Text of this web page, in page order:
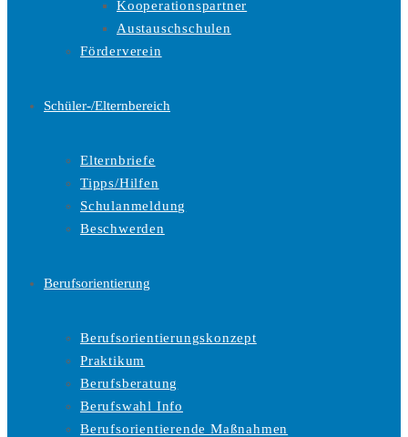
Kooperationspartner
Austauschschulen
Förderverein
Schüler-/Elternbereich
Elternbriefe
Tipps/Hilfen
Schulanmeldung
Beschwerden
Berufsorientierung
Berufsorientierungskonzept
Praktikum
Berufsberatung
Berufswahl Info
Berufsorientierende Maßnahmen